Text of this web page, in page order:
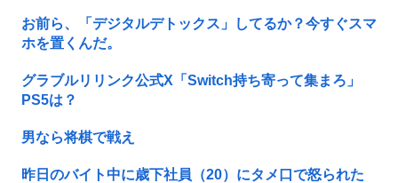
お前ら、「デジタルデトックス」してるか？今すぐスマ
ホを置くんだ。
グラブルリリンク公式X「Switch持ち寄って集まろ」
PS5は？
男なら将棋で戦え
昨日のバイト中に歳下社員（20）にタメ口で怒られた